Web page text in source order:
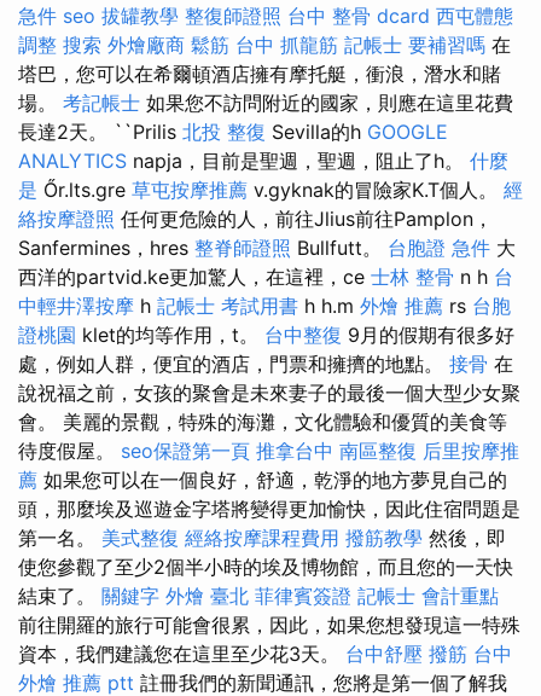
急件 seo 拔罐教學 整復師證照 台中 整骨 dcard 西屯體態
調整 搜索 外燴廠商 鬆筋 台中 抓龍筋 記帳士 要補習嗎 在
塔巴，您可以在希爾頓酒店擁有摩托艇，衝浪，潛水和賭
場。 考記帳士 如果您不訪問附近的國家，則應在這里花費
長達2天。 ``Prilis 北投 整復 Sevilla的h GOOGLE
ANALYTICS napja，目前是聖週，聖週，阻止了h。 什麼
是 Őr.lts.gre 草屯按摩推薦 v.gyknak的冒險家K.T個人。 經
絡按摩證照 任何更危險的人，前往Jlius前往Pamplon，
Sanfermines，hres 整脊師證照 Bullfutt。 台胞證 急件 大
西洋的partvid.ke更加驚人，在這裡，ce 士林 整骨 n h 台
中輕井澤按摩 h 記帳士 考試用書 h h.m 外燴 推薦 rs 台胞
證桃園 klet的均等作用，t。 台中整復 9月的假期有很多好
處，例如人群，便宜的酒店，門票和擁擠的地點。 接骨 在
說祝福之前，女孩的聚會是未來妻子的最後一個大型少女聚
會。 美麗的景觀，特殊的海灘，文化體驗和優質的美食等
待度假屋。 seo保證第一頁 推拿台中 南區整復 后里按摩推
薦 如果您可以在一個良好，舒適，乾淨的地方夢見自己的
頭，那麼埃及巡遊金字塔將變得更加愉快，因此住宿問題是
第一名。 美式整復 經絡按摩課程費用 撥筋教學 然後，即
使您參觀了至少2個半小時的埃及博物館，而且您的一天快
結束了。 關鍵字 外燴 臺北 菲律賓簽證 記帳士 會計重點
前往開羅的旅行可能會很累，因此，如果您想發現這一特殊
資本，我們建議您在這里至少花3天。 台中舒壓 撥筋 台中
外燴 推薦 ptt 註冊我們的新聞通訊，您將是第一個了解我